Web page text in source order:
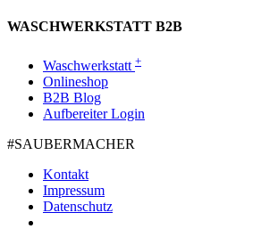
WASCHWERKSTATT B2B
Waschwerkstatt +
Onlineshop
B2B Blog
Aufbereiter Login
#SAUBER­MACHER
Kontakt
Impressum
Datenschutz